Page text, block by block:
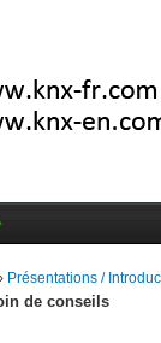
› Présentations /
de conseils